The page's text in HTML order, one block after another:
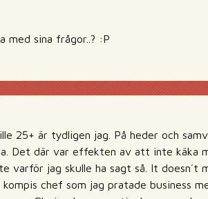
med sina frågor..? :P
25+ är tydligen jag. På heder och
Det där var effekten av att inte käka
varför jag skulle ha sagt så. It doesn´t
chef som jag pratade business